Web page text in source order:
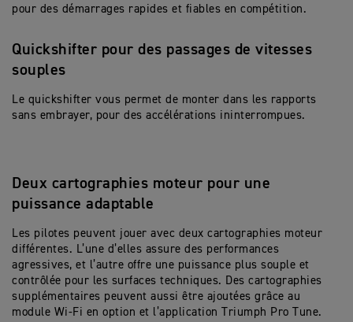
pour des démarrages rapides et fiables en compétition.
Quickshifter pour des passages de vitesses
souples
Le quickshifter vous permet de monter dans les rapports
sans embrayer, pour des accélérations ininterrompues.
Deux cartographies moteur pour une
puissance adaptable
Les pilotes peuvent jouer avec deux cartographies moteur
différentes. L’une d’elles assure des performances
agressives, et l’autre offre une puissance plus souple et
contrôlée pour les surfaces techniques. Des cartographies
supplémentaires peuvent aussi être ajoutées grâce au
module Wi-Fi en option et l’application Triumph Pro Tune.